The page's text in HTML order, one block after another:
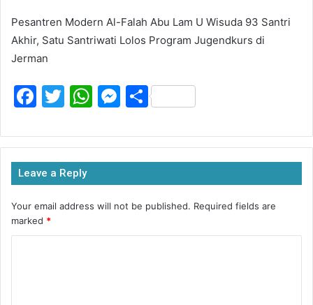
Pesantren Modern Al-Falah Abu Lam U Wisuda 93 Santri
Akhir, Satu Santriwati Lolos Program Jugendkurs di
Jerman
F
c
e
b
o
o
T
itt
er
W
at
s
A
p
p
M
s
s
e
n
g
S
ar
e
Leave a Reply
Your email address will not be published. Required fields are
marked *